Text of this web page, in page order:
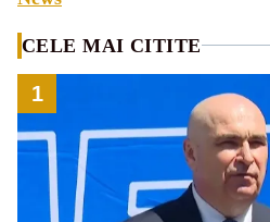
CELE MAI CITITE
1